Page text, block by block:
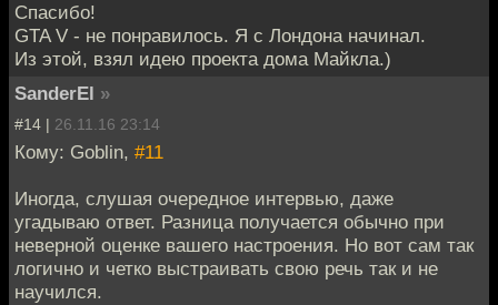
Спасибо!
GTA V - не понравилось. Я с Лондона начинал.
Из этой, взял идею проекта дома Майкла.)
SanderEl »
#14 | 26.11.16 23:14
Кому: Goblin, #11
Иногда, слушая очередное интервью, даже
угадываю ответ. Разница получается обычно при
неверной оценке вашего настроения. Но вот сам так
логично и четко выстраивать свою речь так и не
научился.